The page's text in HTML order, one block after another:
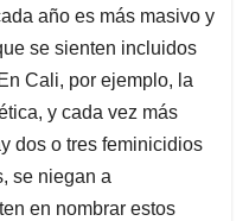
año es más masivo y
se sienten incluidos
Cali, por ejemplo, la
y cada vez más
dos o tres feminicidios
se niegan a
en nombrar estos